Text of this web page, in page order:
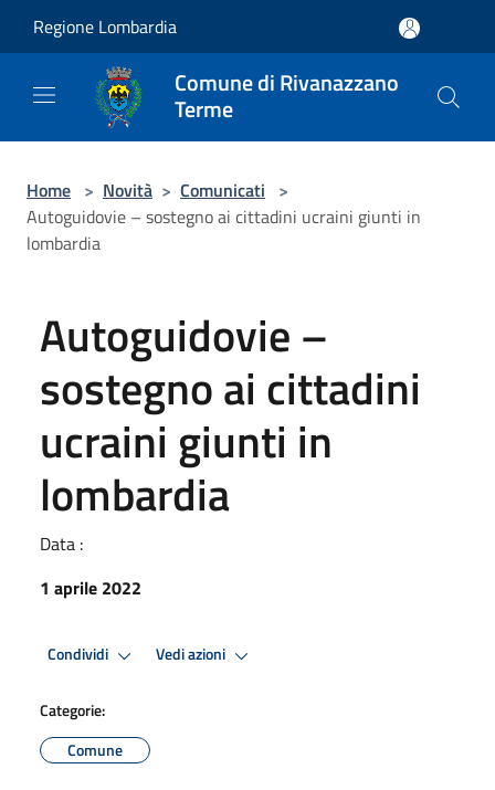
Regione Lombardia
Comune di Rivanazzano
Terme
Home > Novità > Comunicati >
Autoguidovie – sostegno ai cittadini ucraini giunti in
lombardia
Autoguidovie –
sostegno ai cittadini
ucraini giunti in
lombardia
Data :
1 aprile 2022
Condividi Vedi azioni
Categorie:
Comune